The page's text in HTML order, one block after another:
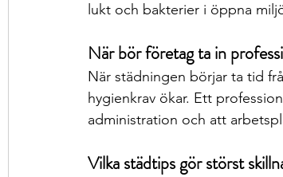
lukt och bakterier i öppna
När bör företag ta in
När städningen börjar ta tid
hygienkrav ökar. Ett
administration och att
Vilka städtips gör störst